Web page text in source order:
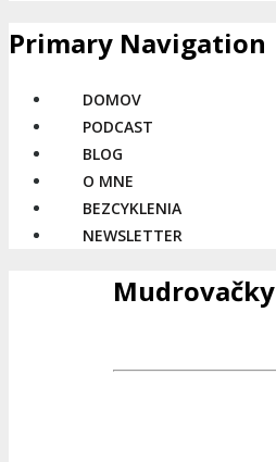
Primary Navigation
DOMOV
PODCAST
BLOG
O MNE
BEZCYKLENIA
NEWSLETTER
Mudrovačky